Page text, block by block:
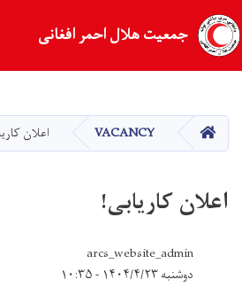
main
content
جمعیت هلال احمر افغانی
HOME
VACANCY اعلان
اعلان کاریابی!
arcs_website_admin
دوشنبه ۱۴۰۴/۴/۲۳ - ۱۰:۳۵